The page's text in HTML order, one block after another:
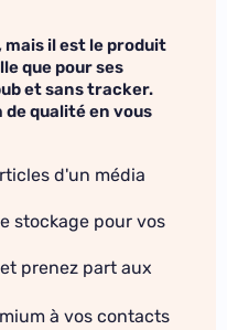
il est le produit
que pour ses
et sans tracker.
qualité en vous
d'un média
stockage pour vos
prenez part aux
à vos contacts